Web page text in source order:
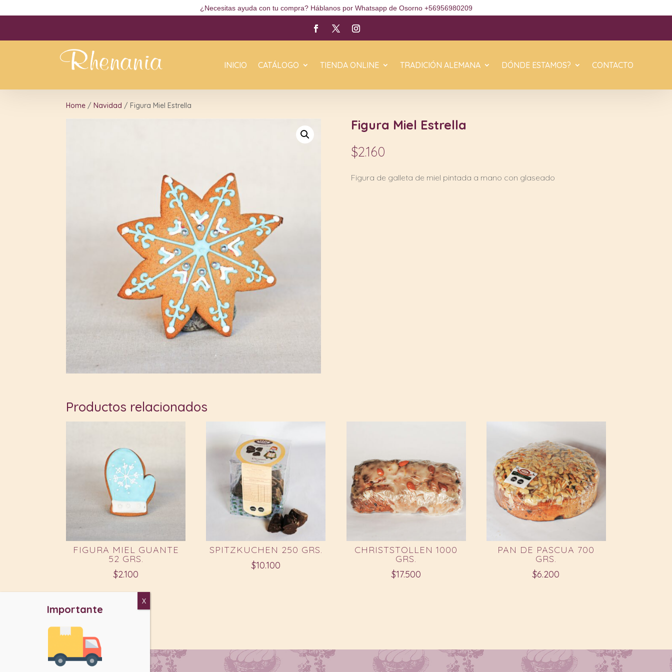
¿Necesitas ayuda con tu compra? Háblanos por Whatsapp de Osorno +56956980209
INICIO CATÁLOGO TIENDA ONLINE TRADICIÓN ALEMANA DÓNDE ESTAMOS? CONTACTO
Home / Navidad / Figura Miel Estrella
Figura Miel Estrella
$2.160
Figura de galleta de miel pintada a mano con glaseado
Productos relacionados
FIGURA MIEL GUANTE
52 GRS.
$2.100
SPITZKUCHEN 250 GRS.
$10.100
CHRISTSTOLLEN 1000
GRS.
$17.500
PAN DE PASCUA 700
GRS.
$6.200